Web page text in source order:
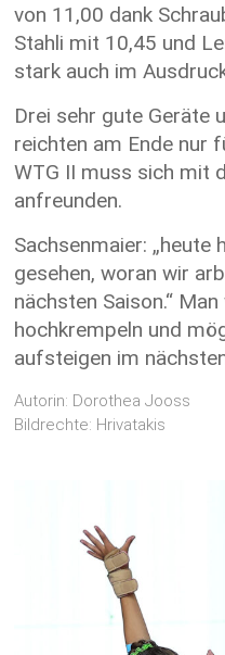
von 11,00 dank
Stahli mit 10,45 und
stark auch im
Drei sehr gute Geräte
reichten am Ende nur
WTG II muss sich mit
anfreunden.
Sachsenmaier: „heute
gesehen, woran wir
nächsten Saison.“
hochkrempeln und
aufsteigen im
Autorin: Dorothea Jooss
Bildrechte: Hrivatakis